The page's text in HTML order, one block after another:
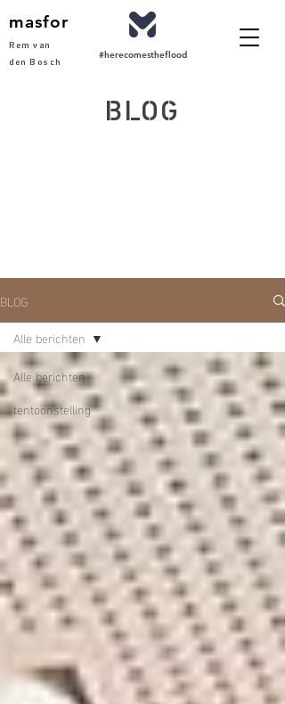
#herecomestheflood
masfor
Rem van
den Bosch
BLOG
BLOG
Alle berichten
tentoonstelling
Alle berichten